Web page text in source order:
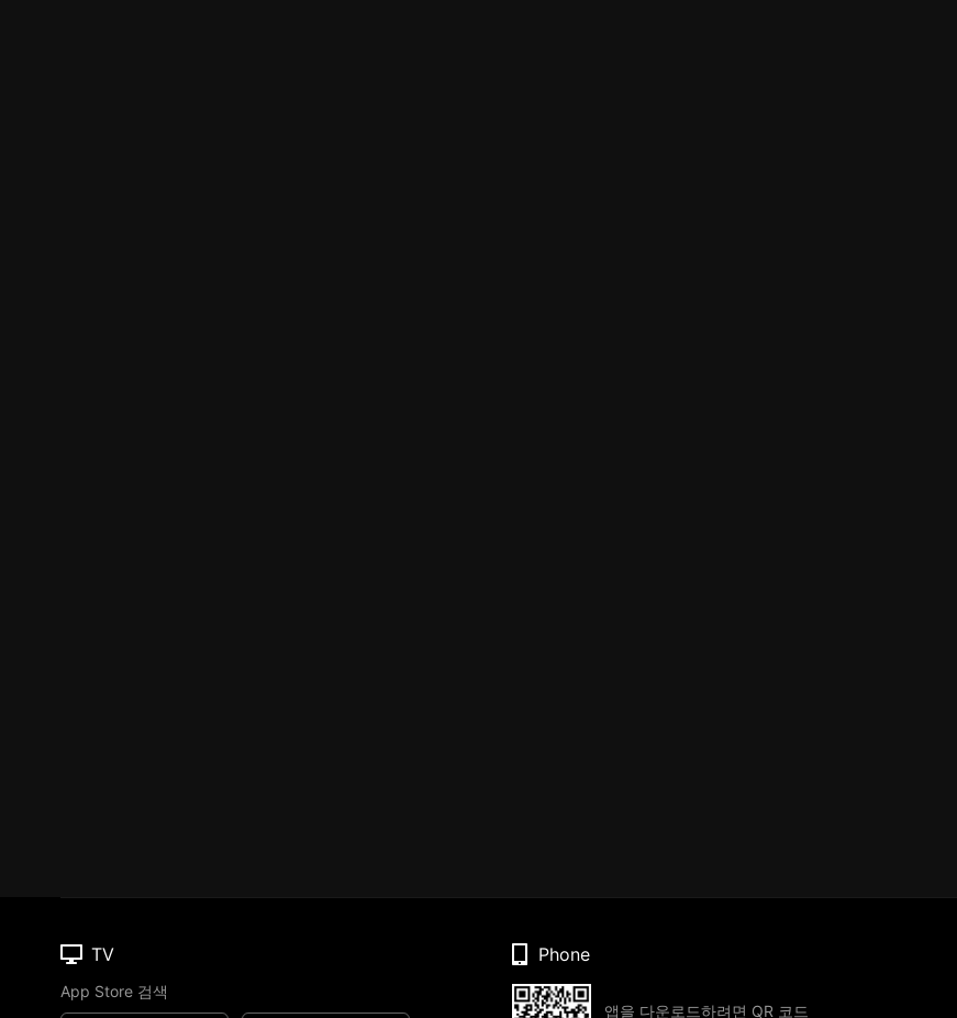
TV
App Store 검색
Phone
앱을 다운로드하려면 QR 코드